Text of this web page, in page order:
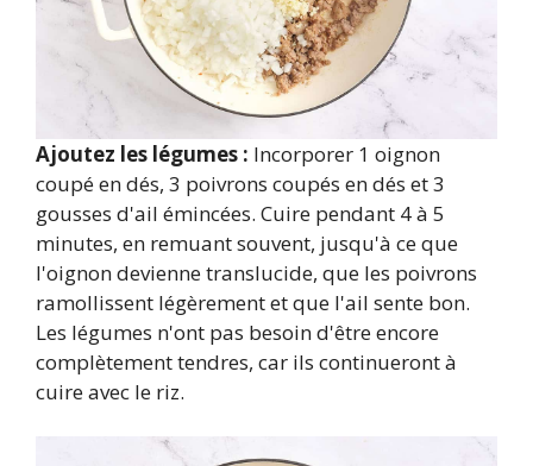
Ajoutez les légumes : Incorporer 1 oignon
coupé en dés, 3 poivrons coupés en dés et 3
gousses d'ail émincées. Cuire pendant 4 à 5
minutes, en remuant souvent, jusqu'à ce que
l'oignon devienne translucide, que les poivrons
ramollissent légèrement et que l'ail sente bon.
Les légumes n'ont pas besoin d'être encore
complètement tendres, car ils continueront à
cuire avec le riz.